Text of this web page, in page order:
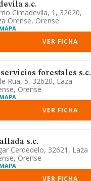
s.c.
Cimadevila, 1, 32620,
Orense, Orense
VER FICHA
servicios forestales s.c.
Rua, 5, 32620, Laza
Orense
VER FICHA
s.c.
Cerdedelo, 32621, Laza
Orense
VER FICHA